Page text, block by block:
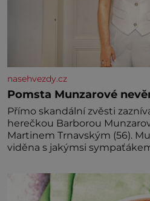
nasehvezdy.cz
Pomsta Munzarové
Přímo skandální zvěsti
herečkou Barborou
Martinem Trnavským (56).
viděna s jakýmsi